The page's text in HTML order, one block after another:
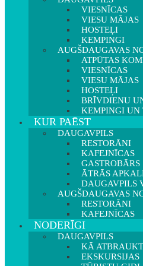
VIESNĪCAS
VIESU MĀJAS
HOSTEĻI
KEMPINGI
AUGŠDAUGAVAS
ATPŪTAS
VIESNĪCAS
VIESU MĀJAS
HOSTEĻI
BRĪVDIENU
KEMPINGI UN
KUR PAĒST
DAUGAVPILS
RESTORĀNI
KAFEJNĪCAS
GASTROBĀRS
ĀTRĀS
DAUGAVPILS
AUGŠDAUGAVAS
RESTORĀNI
KAFEJNĪCAS
NODERĪGI
DAUGAVPILS
KĀ
EKSKURSIJAS